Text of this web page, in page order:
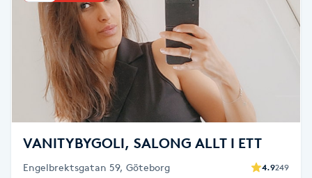
Sockring
Spa manikyr & pedikyr
Spa-manikyr
VANITYBYGOLI, SALONG ALLT I ETT
Engelbrektsgatan 59, Göteborg 4.9249